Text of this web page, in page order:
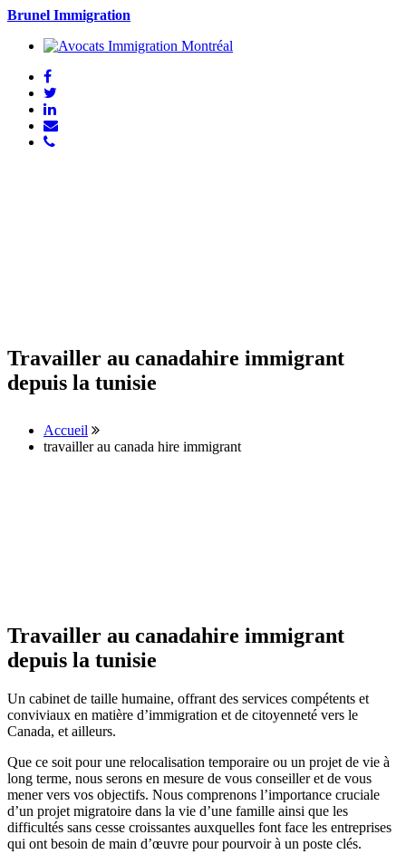
Brunel Immigration
Travailler au canadahire immigrant
depuis la tunisie
Accueil
travailler au canada hire immigrant
Travailler au canadahire immigrant
depuis la tunisie
Un cabinet de taille humaine, offrant des services compétents et
conviviaux en matière d’immigration et de citoyenneté vers le
Canada, et ailleurs.
Que ce soit pour une relocalisation temporaire ou un projet de vie à
long terme, nous serons en mesure de vous conseiller et de vous
mener vers vos objectifs. Nous comprenons l’importance cruciale
d’un projet migratoire dans la vie d’une famille ainsi que les
difficultés sans cesse croissantes auxquelles font face les entreprises
qui ont besoin de main d’œuvre pour pourvoir à un poste clés.